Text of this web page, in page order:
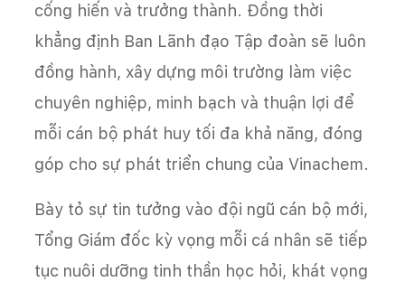
cống hiến và trưởng thành. Đồng thời
khẳng định Ban Lãnh đạo Tập đoàn sẽ luôn
đồng hành, xây dựng môi trường làm việc
chuyên nghiệp, minh bạch và thuận lợi để
mỗi cán bộ phát huy tối đa khả năng, đóng
góp cho sự phát triển chung của Vinachem.
Bày tỏ sự tin tưởng vào đội ngũ cán bộ mới,
Tổng Giám đốc kỳ vọng mỗi cá nhân sẽ tiếp
tục nuôi dưỡng tinh thần học hỏi, khát vọng